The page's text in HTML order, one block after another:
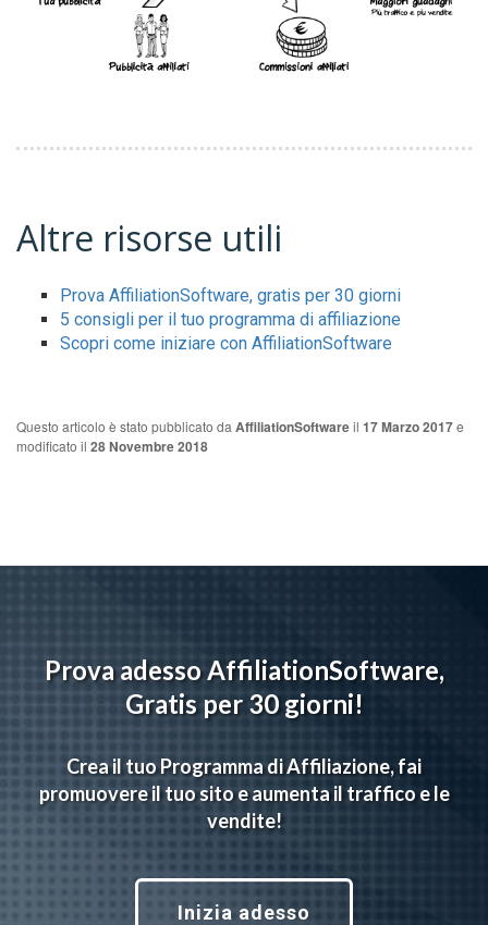
Altre risorse utili
Prova AffiliationSoftware, gratis per 30 giorni
5 consigli per il tuo programma di affiliazione
Scopri come iniziare con AffiliationSoftware
Questo articolo è stato pubblicato da AffiliationSoftwareil 17 Marzo 2017e
modificato il 28 Novembre 2018
Prova adesso AffiliationSoftware,
Gratis per 30 giorni!
Crea il tuo Programma di Affiliazione, fai
promuovere il tuo sito e aumenta il traffico e le
vendite!
Inizia adesso